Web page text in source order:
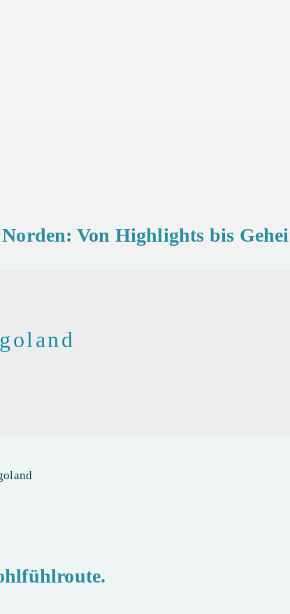
Von Highlights bis